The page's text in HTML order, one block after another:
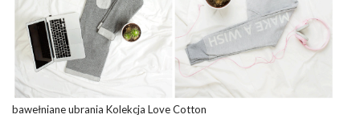
bawełniane ubrania Kolekcja Love Cotton